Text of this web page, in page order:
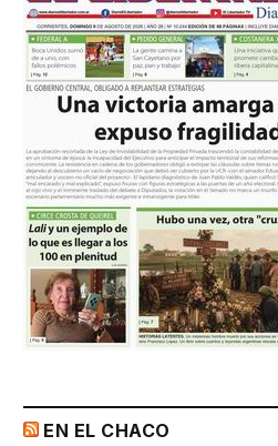
EN EL CHACO